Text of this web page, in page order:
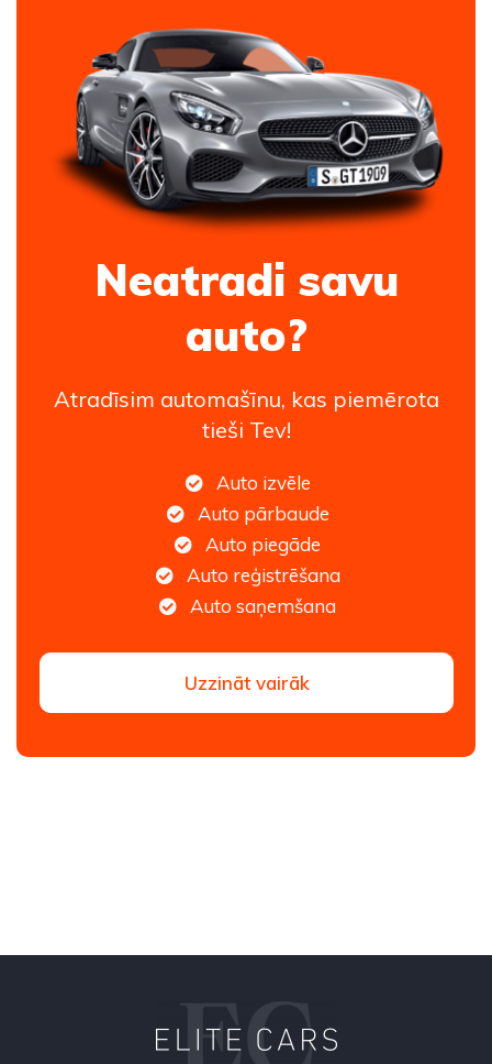
Neatradi savu
auto?
Atradīsim automašīnu, kas piemērota
tieši Tev!
Auto izvēle
Auto pārbaude
Auto piegāde
Auto reģistrēšana
Auto saņemšana
Uzzināt vairāk